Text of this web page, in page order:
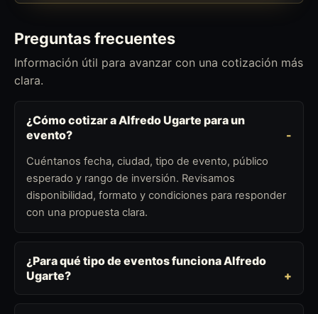
Preguntas frecuentes
Información útil para avanzar con una cotización más
clara.
¿Cómo cotizar a Alfredo Ugarte para un
evento?
Cuéntanos fecha, ciudad, tipo de evento, público
esperado y rango de inversión. Revisamos
disponibilidad, formato y condiciones para responder
con una propuesta clara.
¿Para qué tipo de eventos funciona Alfredo
Ugarte?